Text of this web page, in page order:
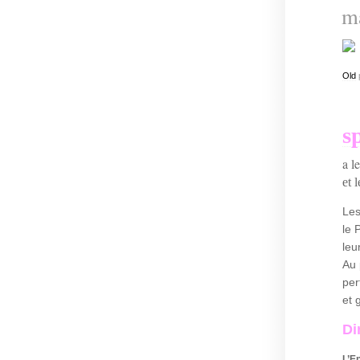
Old
a
et
le
Au
et